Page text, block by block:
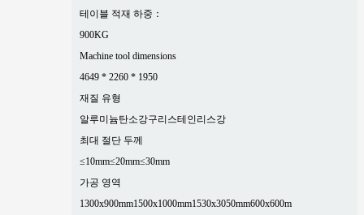
테이블 적재 하중：
900KG
Machine tool dimensions
4649 * 2260 * 1950
재질 유형
알루미늄탄소강구리스테인리스강
최대 절단 두께
≤10mm≤20mm≤30mm
가공 영역
1300x900mm1500x1000mm1530x3050mm600x600m